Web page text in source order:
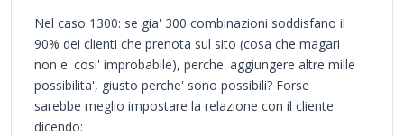
Nel caso 1300: se gia' 300 combinazioni soddisfano il
90% dei clienti che prenota sul sito (cosa che magari
non e' cosi' improbabile), perche' aggiungere altre mille
possibilita', giusto perche' sono possibili? Forse
sarebbe meglio impostare la relazione con il cliente
dicendo: